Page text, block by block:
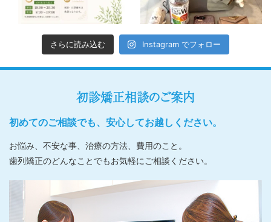
さらに読み込む Instagram でフォロー
初診矯正相談のご案内
初めてのご相談でも、安心してお越しください。
お悩み、不安な事、治療の方法、費用のこと。
歯列矯正のどんなことでもお気軽にご相談ください。